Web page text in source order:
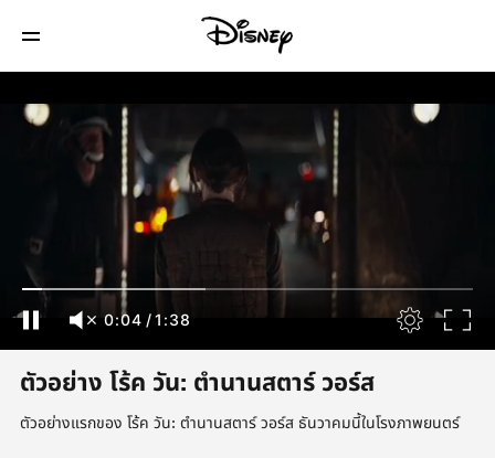
0:04 /1:38
ตัวอย่าง โร้ค วัน: ตำนานสตาร์ วอร์ส
ตัวอย่างแรกของ โร้ค วัน: ตำนานสตาร์ วอร์ส ธันวาคมนี้ในโรงภาพยนตร์